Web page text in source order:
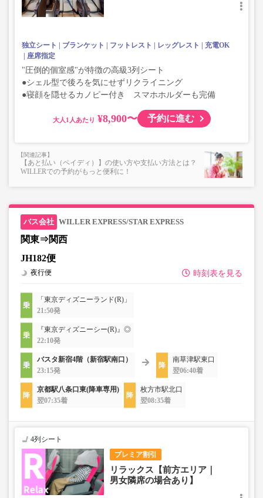
独立シート ブランケット フットレスト レッグレスト
充電OK
座席指定
"圧倒的個室感"が特徴の高級3列シート
●シェル型で後ろを気にせずリクライニング
●寝顔を隠せるカノピー付き スマホホルダーも完備
大人 ¥8,900〜 予約に進む
【あと払い（ペイディ）】の使い方や支払い方法とは？
WILLERでの予約がもっと便利に！
WILLER EXPRESS/STAR EXPRESS
関東⇒関西
JH182便
時刻表を見る
夜行便
「東京ディズニーランド(R)」
21:50発
『東京ディズニーシー(R)』◎
22:10発
バスタ新宿4階（新宿駅南口）
23:15発
南草津駅東口
翌06:40着
京都駅八条口東(降車専用)
翌07:35着
枚方市駅北口
翌08:35着
プレミア割引
4列シート
リラックス【前方エリア｜
男女隣席の場合あり】